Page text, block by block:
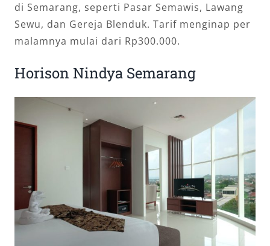
di Semarang, seperti Pasar Semawis, Lawang
Sewu, dan Gereja Blenduk. Tarif menginap per
malamnya mulai dari Rp300.000.
Horison Nindya Semarang